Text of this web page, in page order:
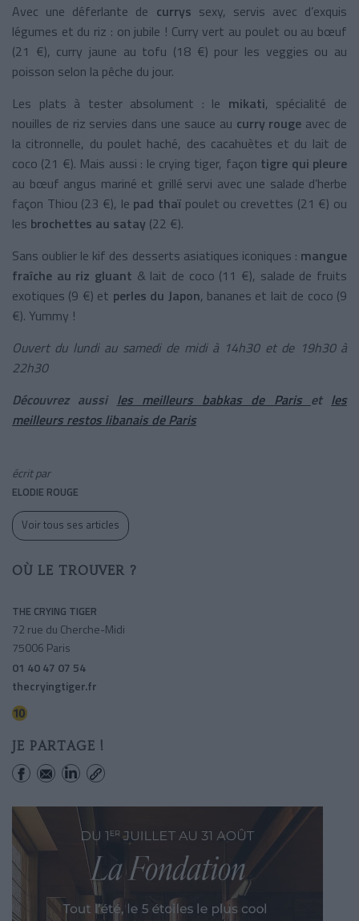
Avec une déferlante de currys sexy, servis avec d’exquis
légumes et du riz : on jubile ! Curry vert au poulet ou au bœuf
(21 €), curry jaune au tofu (18 €) pour les veggies ou au
poisson selon la pêche du jour.
Les plats à tester absolument : le mikati, spécialité de
nouilles de riz servies dans une sauce au curry rouge avec de
la citronnelle, du poulet haché, des cacahuètes et du lait de
coco (21 €). Mais aussi : le crying tiger, façon tigre qui pleure
au bœuf angus mariné et grillé servi avec une salade d’herbe
façon Thiou (23 €), le pad thaï poulet ou crevettes (21 €) ou
les brochettes au satay (22 €).
Sans oublier le kif des desserts asiatiques iconiques : mangue
fraîche au riz gluant & lait de coco (11 €), salade de fruits
exotiques (9 €) et perles du Japon, bananes et lait de coco (9
€). Yummy !
Ouvert du lundi au samedi de midi à 14h30 et de 19h30 à
22h30
Découvrez aussi les meilleurs babkas de Paris et les
meilleurs restos libanais de Paris
écrit par
ELODIE ROUGE
Voir tous ses articles
OÙ LE TROUVER ?
THE CRYING TIGER
72 rue du Cherche-Midi
75006 Paris
01 40 47 07 54
thecryingtiger.fr
JE PARTAGE !